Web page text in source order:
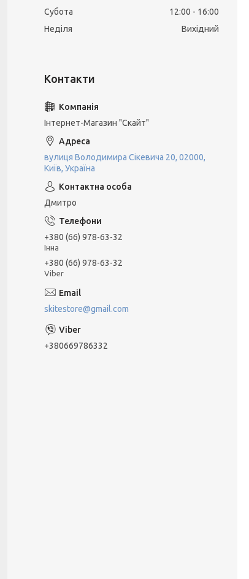
Субота
12:00
16:00
Неділя
Вихідний
Інтернет-Магазин "Скайт"
вулиця Володимира Сікевича 20, 02000,
Київ, Україна
Дмитро
+380 (66) 978-63-32
Інна
+380 (66) 978-63-32
Viber
skitestore@gmail.com
+380669786332